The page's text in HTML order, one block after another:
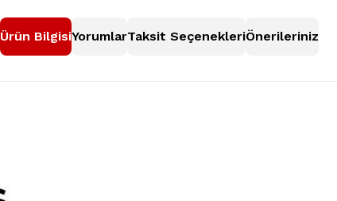
Ürün BilgisiYorumlarTaksit SeçenekleriÖnerileriniz